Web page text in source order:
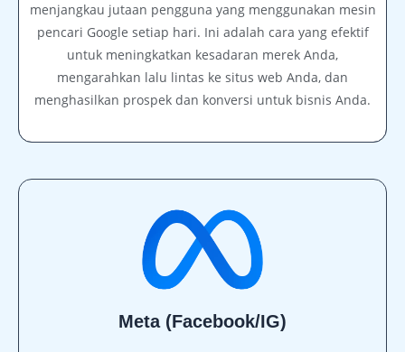
menjangkau jutaan pengguna yang menggunakan mesin
pencari Google setiap hari. Ini adalah cara yang efektif
untuk meningkatkan kesadaran merek Anda,
mengarahkan lalu lintas ke situs web Anda, dan
menghasilkan prospek dan konversi untuk bisnis Anda.
Meta (Facebook/IG)